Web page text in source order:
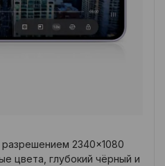
разрешением 2340×1080
цвета, глубокий чёрный и